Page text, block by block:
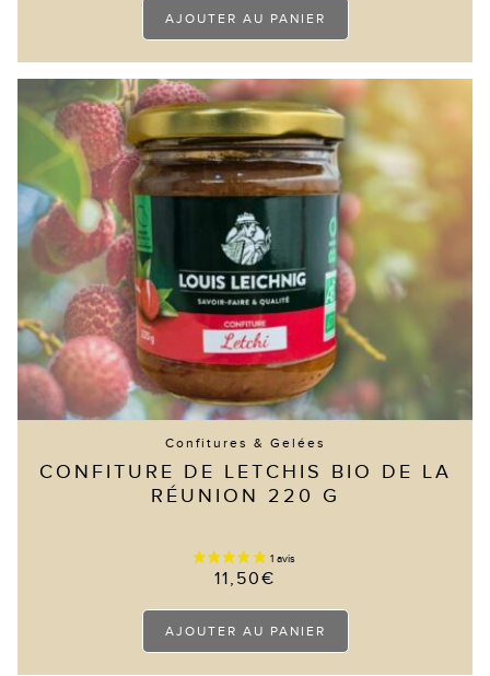
AJOUTER AU PANIER
Confitures & Gelées
CONFITURE DE LETCHIS BIO DE LA
RÉUNION 220 G
11,50€
AJOUTER AU PANIER